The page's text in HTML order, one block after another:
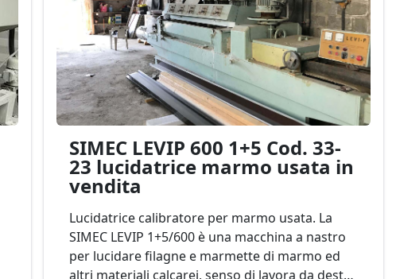
SIMEC LEVIP 600 1+5 Cod. 33-
23 lucidatrice marmo usata in
vendita
Lucidatrice calibratore per marmo usata. La
SIMEC LEVIP 1+5/600 è una macchina a nastro
per lucidare filagne e marmette di marmo ed
altri materiali calcarei, senso di lavora da destra